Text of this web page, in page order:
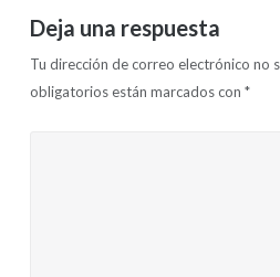
Deja una respuesta
Tu dirección de correo electrónico no
obligatorios están marcados con*